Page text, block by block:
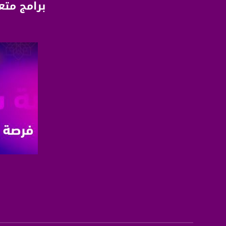
فيسبوك:
musawachannel
musawachannel
feed
بينترست:
musawachannel
برامج